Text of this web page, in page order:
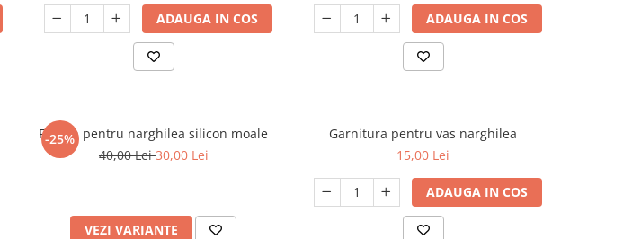
ADAUGA IN COS ADAUGA IN COS
-25%
Furtun pentru narghilea silicon moale
40,00 Lei30,00 Lei
VEZI VARIANTE
Garnitura pentru vas narghilea
15,00 Lei
ADAUGA IN COS